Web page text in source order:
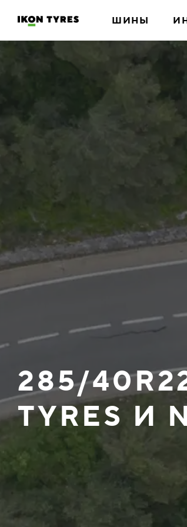
ШИНЫ
285/
TYRES И